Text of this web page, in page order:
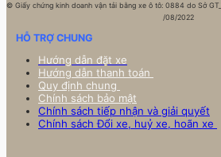
© Giấy chứng kinh doanh vận tải bằng xe ô tô: 0884 do Sở
/08/2022
HỖ TRỢ CHUNG
Hướng dẫn đặt xe
Hướng dẫn thanh toán
Quy định chung
Chính sách bảo mật
Chính sách tiếp nhận và giải quyết
Chính sách Đổi xe, huỷ xe, hoãn xe